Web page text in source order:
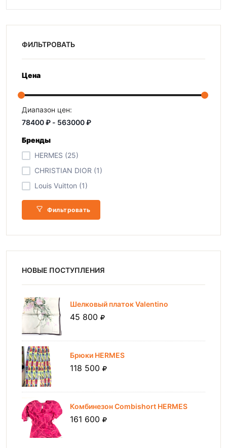
ФИЛЬТРОВАТЬ
Цена
Диапазон цен:
Бренды
HERMES (25)
CHRISTIAN DIOR (1)
Louis Vuitton (1)
Фильтровать
НОВЫЕ ПОСТУПЛЕНИЯ
Шелковый платок Valentino
45 800
Брюки HERMES
118 500
Комбинезон Combishort HERMES
161 600